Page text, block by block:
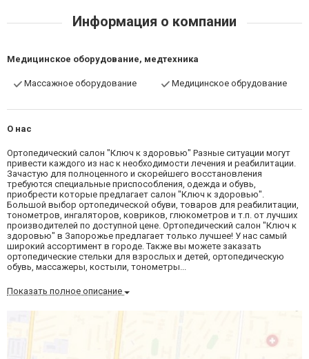
Информация о компании
Медицинское оборудование, медтехника
Массажное оборудование Медицинское обрудование
О нас
Ортопедический салон "Ключ к здоровью" Разные ситуации могут
привести каждого из нас к необходимости лечения и реабилитации.
Зачастую для полноценного и скорейшего восстановления
требуются специальные приспособления, одежда и обувь,
приобрести которые предлагает салон "Ключ к здоровью".
Большой выбор ортопедической обуви, товаров для реабилитации,
тонометров, ингаляторов, ковриков, глюкометров и т.п. от лучших
производителей по доступной цене. Ортопедический салон "Ключ к
здоровью" в Запорожье предлагает только лучшее! У нас самый
широкий ассортимент в городе. Также вы можете заказать
ортопедические стельки для взрослых и детей, ортопедическую
обувь, массажеры, костыли, тонометры...
Показать полное описание